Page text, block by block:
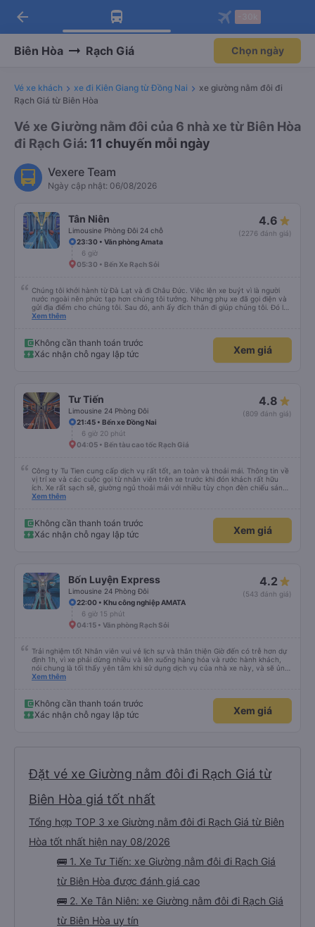
Tải app Vexere ngay!
Nhận ưu đãi thành viên độc
Mở app
Tải app Vexere
-30k/ghế khi đặt vé máy bay qua
Mở app
arrow_back
Biên Hòa Rạch Giá Chọn ngày
Vé xe khách xe đi Kiên Giang từ Đồng Nai
xe giường nằm đôi đi
Rạch Giá từ Biên Hòa
Vé xe Giường nằm đôi của 6 nhà xe từ Biên Hòa
đi Rạch Giá: 11 chuyến mỗi ngày
Vexere Team
Ngày cập nhật: 06/08/2026
Tân Niên
Limousine Phòng Đôi 24 chỗ
4.6
(2276 đánh giá)
23:30 • Văn phòng Amata
6 giờ
05:30 • Bến Xe Rạch Sỏi
Chúng tôi khởi hành từ Đà Lạt và đi Châu Đức. Việc lên xe buýt vì là người
nước ngoài nên phức tạp hơn chúng tôi tưởng. Nhưng phụ xe đã gọi điện và
gửi địa điểm cho chúng tôi. Sau đó, anh ấy đích thân đi giúp chúng tôi. Đó là
lần đầu tiên đi xe giường nằm với hai đứa trẻ nhỏ khá thú vị. Chúng tôi không
điểm dừng, họ đánh thức chúng tôi dậy và đảm bảo chúng tôi đã sẵn sàng.
Nhìn chung, đó là một trải nghiệm tốt. Mỗi giường đều có gối và chăn, và đủ
chỗ cho 1 người lớn và 1 trẻ em nằm thoải mái.
Xem thêm
Không cần thanh toán trước
Xác nhận chỗ ngay lập tức
Xem giá
Tư Tiến
Limousine 24 Phòng Đôi
4.8
(809 đánh giá)
21:45 • Bến xe Đồng Nai
6 giờ 20 phút
04:05 • Bến tàu cao tốc Rạch Giá
Công ty Tu Tien cung cấp dịch vụ rất tốt, an toàn và thoải mái. Thông tin về
vị trí xe và các cuộc gọi từ nhân viên trên xe trước khi đón khách rất hữu
ích. Xe rất sạch sẽ, giường ngủ thoải mái với nhiều tùy chọn đèn chiếu sáng
và cổng USB được đặt ở vị trí thuận tiện. Nhân viên rất lịch sự và xe đến
Xem thêm
Không cần thanh toán trước
Xác nhận chỗ ngay lập tức
Xem giá
Bốn Luyện Express
Limousine 24 Phòng Đôi
4.2
(543 đánh giá)
22:00 • Khu công nghiệp AMATA
6 giờ 15 phút
04:15 • Văn phòng Rạch Sỏi
Trải nghiệm tốt Nhân viên vui vẻ lịch sự và thân thiện Giờ đến có trễ hơn dự
định 1h, vì xe phải dừng nhiều và lên xuống hàng hóa và rước hành khách,
nói chung là tối thấy yên tâm khi sử dụng dịch vụ của nhà xe này, và sẽ ủng
hộ và giới thiệu cho người thân sử dụng dịch vụ của nhà xe này
Xem thêm
Không cần thanh toán trước
Xác nhận chỗ ngay lập tức
Xem giá
Đặt vé xe Giường nằm đôi đi Rạch Giá từ
Biên Hòa giá tốt nhất
Tổng hợp TOP 3 xe Giường nằm đôi đi Rạch Giá từ Biên
Hòa tốt nhất hiện nay 08/2026
🚌 1. Xe Tư Tiến: xe Giường nằm đôi đi Rạch Giá
từ Biên Hòa được đánh giá cao
🚌 2. Xe Tân Niên: xe Giường nằm đôi đi Rạch Giá
từ Biên Hòa uy tín